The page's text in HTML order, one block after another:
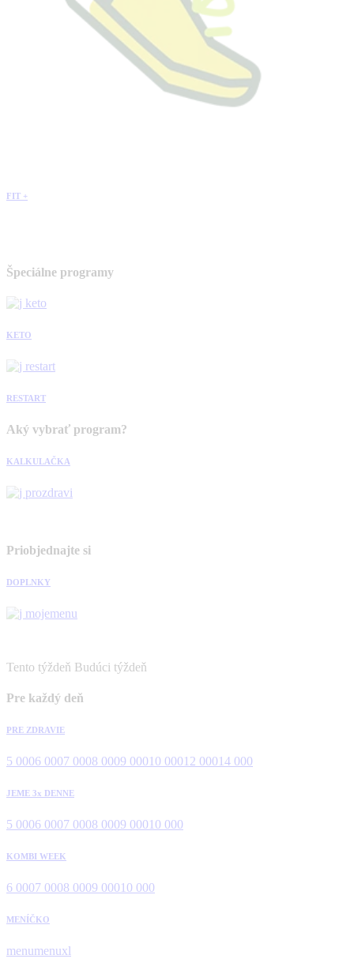
FIT +
Špeciálne programy
KETO
RESTART
Aký vybrať program?
KALKULAČKA
Priobjednajte si
DOPLNKY
Tento týždeň Budúci týždeň
Pre každý deň
PRE ZDRAVIE
5 0006 0007 0008 0009 00010 00012 00014 000
JEME 3x DENNE
5 0006 0007 0008 0009 00010 000
KOMBI WEEK
6 0007 0008 0009 00010 000
MENÍČKO
menumenuxl